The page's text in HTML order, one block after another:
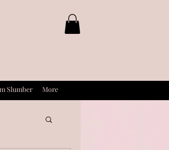
Slumber More